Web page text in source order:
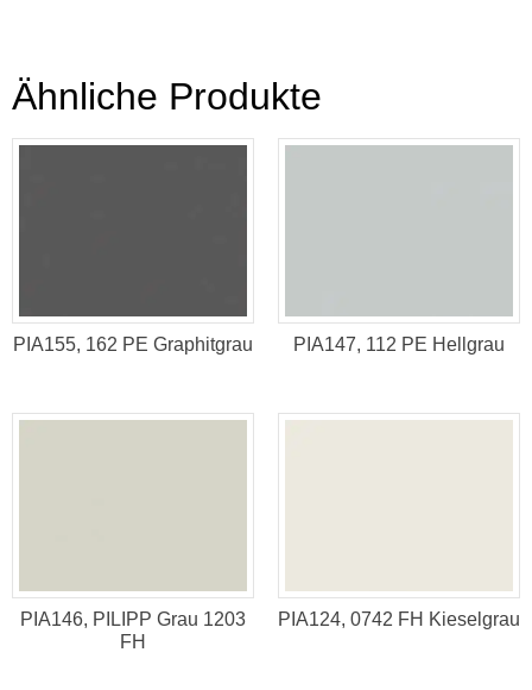
Ähnliche Produkte
PIA155, 162 PE Graphitgrau PIA147, 112 PE Hellgrau
PIA146, PILIPP Grau 1203
FH
PIA124, 0742 FH Kieselgrau